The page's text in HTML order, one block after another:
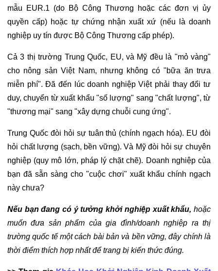
mẫu EUR.1 (do Bộ Công Thương hoặc các đơn vị ủy
quyền cấp) hoặc tự chứng nhận xuất xứ (nếu là doanh
nghiệp uy tín được Bộ Công Thương cấp phép).
Cả 3 thị trường Trung Quốc, EU, và Mỹ đều là "mỏ vàng"
cho nông sản Việt Nam, nhưng không có "bữa ăn trưa
miễn phí". Đã đến lúc doanh nghiệp Việt phải thay đổi tư
duy, chuyển từ xuất khẩu "số lượng" sang "chất lượng", từ
"thương mại" sang "xây dựng chuỗi cung ứng".
Trung Quốc đòi hỏi sự tuân thủ (chính ngạch hóa). EU đòi
hỏi chất lượng (sạch, bền vững). Và Mỹ đòi hỏi sự chuyên
nghiệp (quy mô lớn, pháp lý chặt chẽ). Doanh nghiệp của
bạn đã sẵn sàng cho "cuộc chơi" xuất khẩu chính ngạch
này chưa?
Nếu bạn đang có ý tưởng khởi nghiệp xuất khẩu, hoặc
muốn đưa sản phẩm của gia đình/doanh nghiệp ra thị
trường quốc tế một cách bài bản và bền vững, đây chính là
thời điểm thích hợp nhất để trang bị kiến thức đúng.